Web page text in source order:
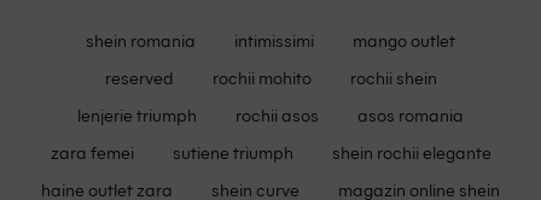
shein romania intimissimi
mango outlet
reserved
rochii mohito
rochii shein
lenjerie triumph
rochii asos
asos romania
zara femei
sutiene triumph
shein rochii elegante
haine outlet zara
shein curve
magazin online shein